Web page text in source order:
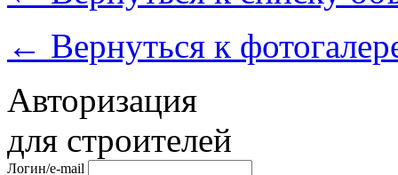
← Вернуться к
Авторизация
для строителей
Логин/e-mail